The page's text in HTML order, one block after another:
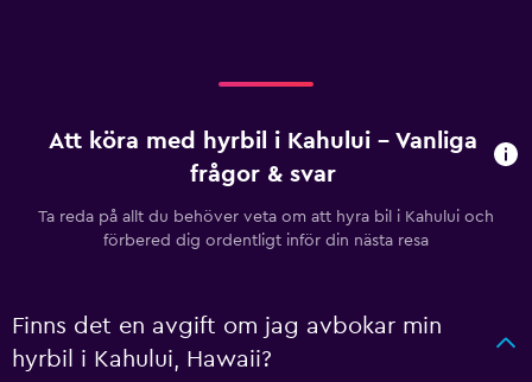
Att köra med hyrbil i Kahului – Vanliga
frågor & svar
Ta reda på allt du behöver veta om att hyra bil i Kahului och
förbered dig ordentligt inför din nästa resa
Finns det en avgift om jag avbokar min
hyrbil i Kahului, Hawaii?